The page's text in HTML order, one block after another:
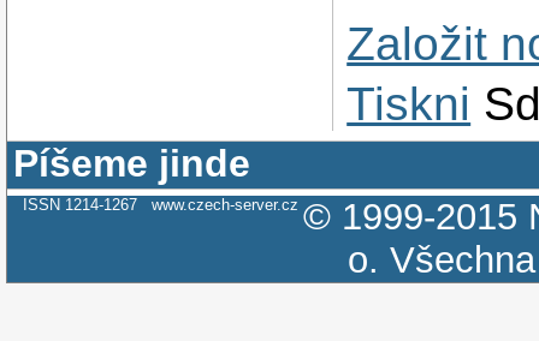
Založit
Tiskni
Píšeme jinde
ISSN 1214-1267 www.czech-server.cz © 1999-2015
o.